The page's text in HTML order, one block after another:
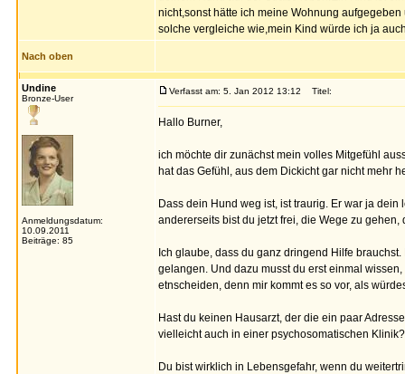
nicht,sonst hätte ich meine Wohnung
solche vergleiche wie,mein Kind würde ich ja
Nach oben
Undine
Bronze-User
Anmeldungsdatum:
10.09.2011
Beiträge: 85
Verfasst am: 5. Jan 2012 13:12 Titel:
Hallo Burner,
ich möchte dir zunächst mein volles Mitgefühl
hat das Gefühl, aus dem Dickicht gar nicht mehr
Dass dein Hund weg ist, ist traurig. Er war ja
andererseits bist du jetzt frei, die Wege zu gehen,
Ich glaube, dass du ganz dringend Hilfe
gelangen. Und dazu musst du erst einmal
etnscheiden, denn mir kommt es so vor, als
Hast du keinen Hausarzt, der die ein paar
vielleicht auch in einer psychosomatischen Klinik?
Du bist wirklich in Lebensgefahr, wenn du